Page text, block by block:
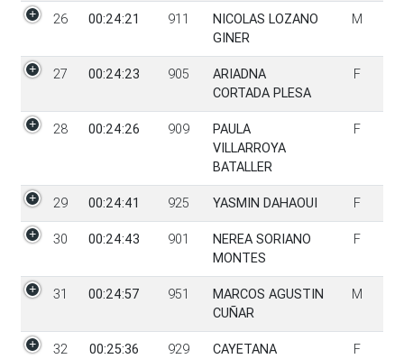
26 00:24:21 911
NICOLAS LOZANO
GINER
M
27 00:24:23 905
ARIADNA
CORTADA PLESA
F
28 00:24:26 909
PAULA
VILLARROYA
BATALLER
F
29 00:24:41 925 YASMIN DAHAOUI F
30 00:24:43 901
NEREA SORIANO
MONTES
F
31 00:24:57 951
MARCOS AGUSTIN
CUÑAR
M
32 00:25:36 929
CAYETANA
F